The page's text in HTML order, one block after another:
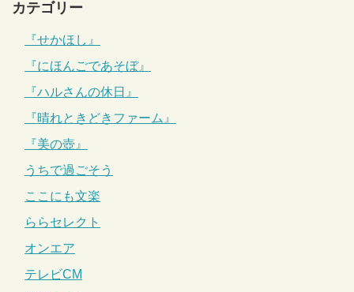
カテゴリー
『せかほし』
『にほんごであそぼ』
『ハルさんの休日』
『晴れときどきファーム』
『美の壺』
うちで過ごそう
ここにも文楽
ららセレクト
オンエア
テレビCM